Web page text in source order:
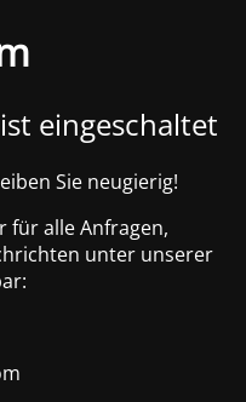
eingeschaltet
Sie neugierig!
für alle Anfragen,
unter unserer